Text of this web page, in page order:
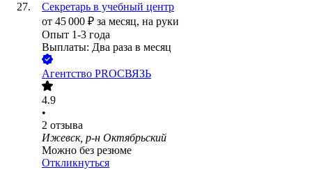
Секретарь в учебный центр
от 45 000 ₽ за месяц, на руки
Опыт 1-3 года
Выплаты: Два раза в месяц
Агентство PROСВЯЗЬ
4.9
•
2 отзыва
Ижевск, р-н Октябрьский
Можно без резюме
Откликнуться